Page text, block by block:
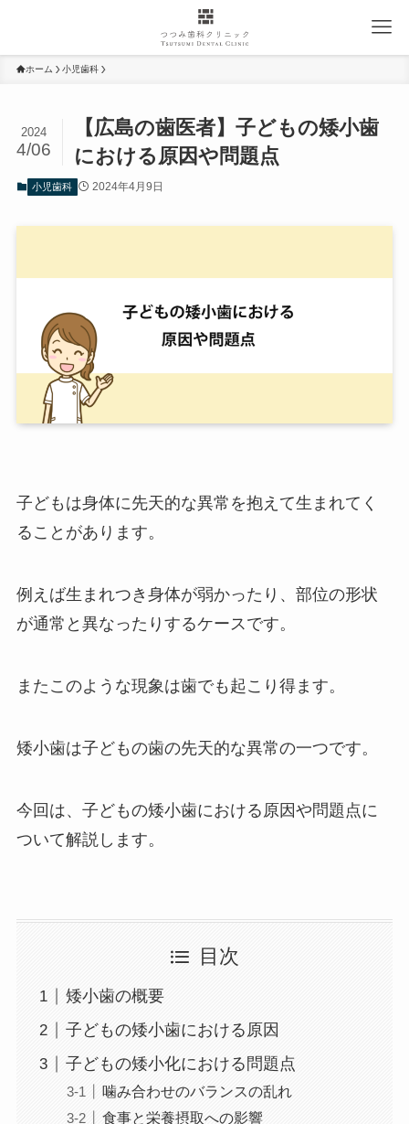
ホーム 小児歯科
【広島の歯医者】子どもの矮小歯
における原因や問題点
2024
4/06
小児歯科 2024年4月9日
子どもは身体に先天的な異常を抱えて生まれてく
ることがあります。
例えば生まれつき身体が弱かったり、部位の形状
が通常と異なったりするケースです。
またこのような現象は歯でも起こり得ます。
矮小歯は子どもの歯の先天的な異常の一つです。
今回は、子どもの矮小歯における原因や問題点に
ついて解説します。
目次
矮小歯の概要
子どもの矮小歯における原因
子どもの矮小化における問題点
噛み合わせのバランスの乱れ
食事と栄養摂取への影響